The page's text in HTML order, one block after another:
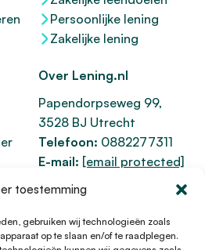
toestemming
gebruiken wij technologieën zoals
op te slaan en/of te raadplegen.
Persoonlijke lening
Zakelijke lening
Over Lening.nl
Papendorpseweg 99,
3528 BJ Utrecht
Telefoon: 0882277311
E-mail: [email protected]
KvK 76100200
12047091
Kifid 300.017942